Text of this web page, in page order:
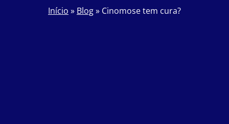
Início » Blog» Cinomose tem cura?